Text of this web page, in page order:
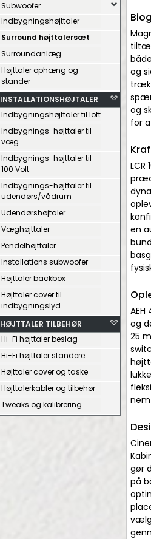
Subwoofer
Indbygningshøjttaler
Surround højttalersæt
Surroundanlæg
Højttaler ophæng og
stander
INSTALLATIONSHØJTALER
Indbygningshøjttaler til loft
Indbygnings-højttaler til
væg
Indbygnings-højttaler til
100 Volt
Indbygnings-højttaler til
udendørs/vådrum
Udendørshøjtaler
Væghøjttaler
Pendelhøjttaler
Installations subwoofer
Højttaler backbox
Højttaler cover til
indbygningslyd
HØJTTALER TILBEHØR
Hi-Fi højttaler beslag
Hi-Fi højttaler standere
Højttaler cover og taske
Højttalerkabler og tilbehør
Tweaks og kalibrering
og
og
for
en
og
25
gør
på